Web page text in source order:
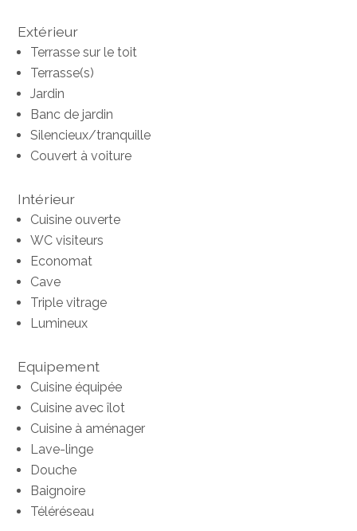
Extérieur
Terrasse sur le toit
Terrasse(s)
Jardin
Banc de jardin
Silencieux/tranquille
Couvert à voiture
Intérieur
Cuisine ouverte
WC visiteurs
Economat
Cave
Triple vitrage
Lumineux
Equipement
Cuisine équipée
Cuisine avec îlot
Cuisine à aménager
Lave-linge
Douche
Baignoire
Téléréseau